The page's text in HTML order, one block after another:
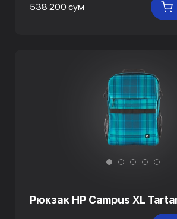
538 200 сум
Рюкзак HP Campus XL